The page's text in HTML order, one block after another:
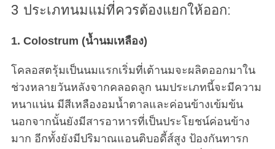
3 ประเภทนมแม่ที่ควรต้องแยกให้ออก:
1. Colostrum (น้ำนมเหลือง)
โคลอสตรุ้มเป็นนมแรกเริ่มที่เต้านมจะผลิตออกมาใน
ช่วงหลายวันหลังจากคลอดลูก นมประเภทนี้จะมีความ
หนาแน่น มีสีเหลืองอมน้ำตาลและค่อนข้างเข้มข้น
นอกจากนั้นยังมีสารอาหารที่เป็นประโยชน์ค่อนข้าง
มาก อีกทั้งยังมีปริมาณแอนติบอดี้ส์สูง ป้องกันทารก